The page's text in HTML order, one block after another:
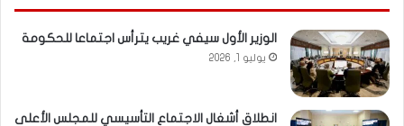
الوزير الأول سيفي غريب يترأس اجتماعا للحكومة
يوليو 1, 2026
انطلاق أشغال الاجتماع التأسيسي للمجلس الأعلى